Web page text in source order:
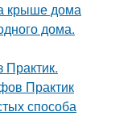
крыше дома
дома.
Практик
способа